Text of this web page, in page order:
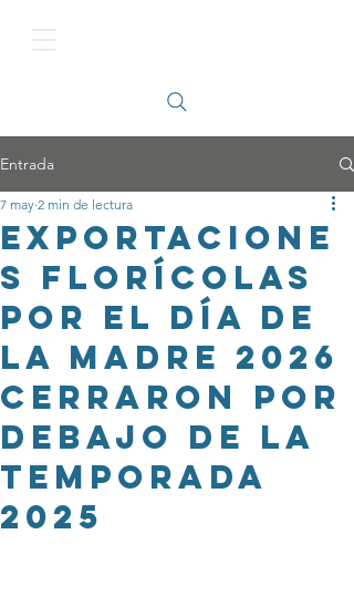
Entrada
Exportacione
s florícolas
por el Día de
la Madre 2026
cerraron por
debajo de la
temporada
2025
7 may 2 min de lectura